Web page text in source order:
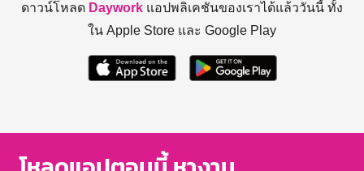
ดาวน์โหลด Daywork แอปพลิเคชันของเราได้แล้ววันนี้ ทั้ง
ใน Apple Store และ Google Play